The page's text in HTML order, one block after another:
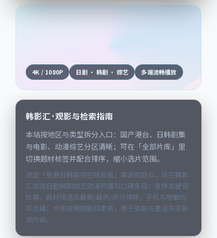
4K / 1080P 日剧 · 韩剧 · 综艺 多端流畅播放
韩影汇 · 观影与检索指南
本站按地区与类型拆分入口：国产港台、日韩剧集
与电影、动漫综艺分区清晰；可在「全部片库」里
切换题材标签并配合排序，缩小选片范围。
锁定「免费日韩影视在线观看」需求的观众，可在韩影
汇浏览日剧韩剧综艺动漫热播与口碑条目：支持关键词
检索、题材筛选及最新/最热/评分排序，手机与电脑均
可点播；片库说明随剧目更新，便于追剧与重温东亚影
视内容。